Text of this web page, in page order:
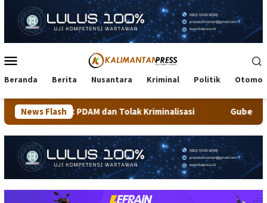
konten
Mobile
Beranda Berita Nusantara Kriminal Politik
News Flash
dan Tolak Kriminalisasi Gubernur Kaltara Jajal Trek